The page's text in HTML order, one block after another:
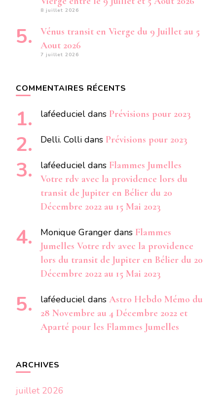
8 juillet 2026
Vénus transit en Vierge du 9 Juillet au 5
Aout 2026
7 juillet 2026
COMMENTAIRES RÉCENTS
laféeduciel dans Prévisions pour 2023
Delli. Colli dans Prévisions pour 2023
laféeduciel dans Flammes Jumelles
Votre rdv avec la providence lors du
transit de Jupiter en Bélier du 20
Décembre 2022 au 15 Mai 2023
Monique Granger dans Flammes
Jumelles Votre rdv avec la providence
lors du transit de Jupiter en Bélier du 20
Décembre 2022 au 15 Mai 2023
laféeduciel dans Astro Hebdo Mémo du
28 Novembre au 4 Décembre 2022 et
Aparté pour les Flammes Jumelles
ARCHIVES
juillet 2026